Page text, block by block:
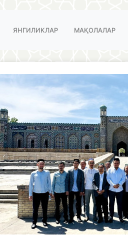
ЯНГИЛИКЛАР МАҚОЛАЛАР